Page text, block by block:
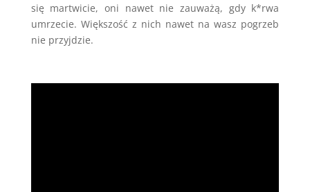
się martwicie, oni nawet nie zauważą, gdy k*rwa
umrzecie. Większość z nich nawet na wasz pogrzeb
nie przyjdzie.